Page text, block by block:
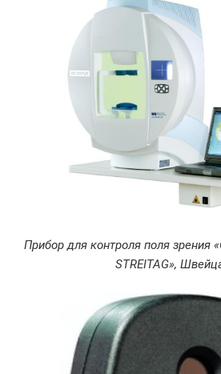
Прибор для контроля поля зрения
STREITAG»,